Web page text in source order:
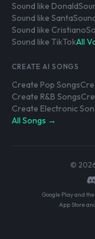
Sound like Donald
Sound like Santa
Sound like Cristiano
Sound like TikTokAll
CREATE AI SONGS
Create Pop Songs
Create R&B Songs
Create Electronic
All Songs →
©
Google Play and
App Store